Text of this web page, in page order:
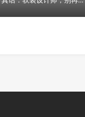
的人”了